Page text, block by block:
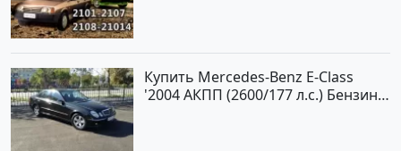
Купить Mercedes-Benz E-Class
'2004 АКПП (2600/177 л.с.) Бензин